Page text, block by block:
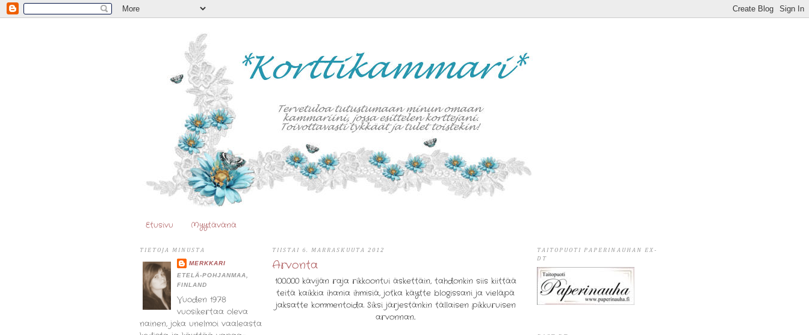
Etusivu Myytävänä
TIETOJA MINUSTA
MERKKARI
ETELÄ-POHJANMAA,
FINLAND
Vuoden 1978
vuosikertaa oleva
nainen, joka unelmoi vaaleasta
TIISTAI 6. MARRASKUUTA 2012
Arvonta
100.000 kävijän raja rikkoontui äskettäin, tahdonkin siis kiittää
teitä kaikkia ihania ihmisiä, jotka käytte blogissani ja vieläpä
jaksatte kommentoida. Siksi järjestänkin tällaisen pikkuruisen
arvonnan..
TAITOPUOTI PAPERINAUHAN EX-
DT